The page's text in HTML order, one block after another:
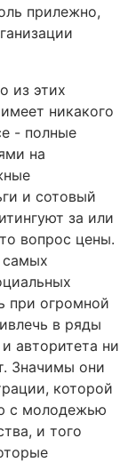
прилежно,
из этих
никакого
- полные
на
и сотовый
за или
вопрос цены.
самых
при огромной
в ряды
авторитета ни
Значимы они
которой
с молодежью
и того